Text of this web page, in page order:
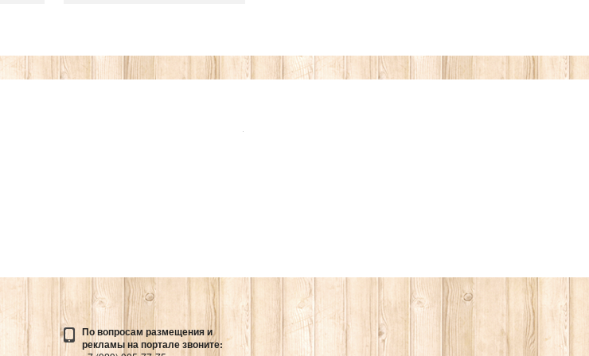
Подробнее...
По вопросам размещения и
рекламы на портале звоните: